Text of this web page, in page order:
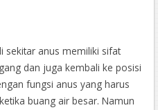
sekitar anus memiliki sifat
dan juga kembali ke posisi
fungsi anus yang harus
buang air besar. Namun